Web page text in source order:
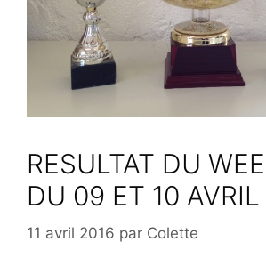
RESULTAT DU
DU 09 ET 10
11 avril 2016 par Colette